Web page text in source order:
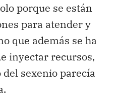
porque se están
para atender y
que además se ha
inyectar recursos,
sexenio parecía